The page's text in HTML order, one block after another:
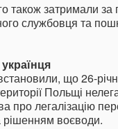
також затримали за
службовця та
що 26-
Польщі
про легалізацію
рішенням воєводи.